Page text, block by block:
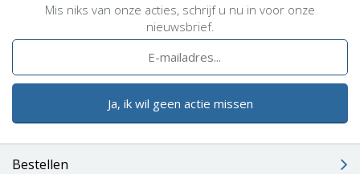
Mis niks van onze acties, schrijf u nu in voor onze
nieuwsbrief.
Ja, ik wil geen actie missen
Bestellen